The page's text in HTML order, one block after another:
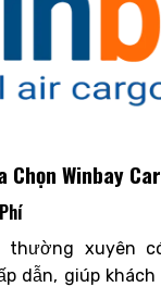
Chọn Winbay
thường xuyên
dẫn, giúp